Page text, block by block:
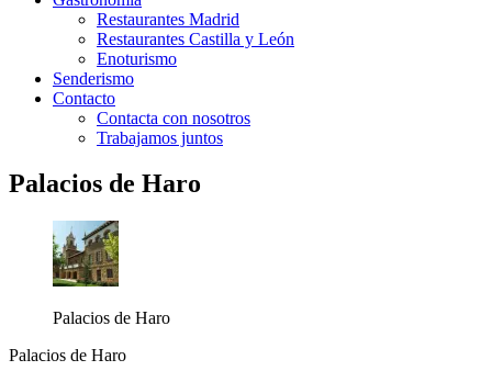
Restaurantes Madrid
Restaurantes Castilla y León
Enoturismo
Senderismo
Contacto
Contacta con nosotros
Trabajamos juntos
Palacios de Haro
Palacios de Haro
Palacios de Haro